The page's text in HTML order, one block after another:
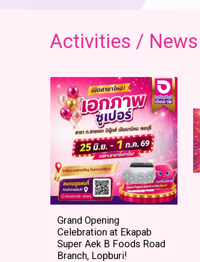
Activities / News
Grand Opening
Celebration at Ekapab
Super Aek B Foods Road
Branch, Lopburi!